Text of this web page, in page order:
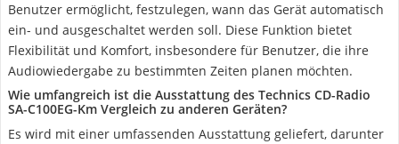
Benutzer ermöglicht, festzulegen, wann das Gerät automatisch
ein- und ausgeschaltet werden soll. Diese Funktion bietet
Flexibilität und Komfort, insbesondere für Benutzer, die ihre
Audiowiedergabe zu bestimmten Zeiten planen möchten.
Wie umfangreich ist die Ausstattung des Technics CD-Radio
SA-C100EG-Km Vergleich zu anderen Geräten?
Es wird mit einer umfassenden Ausstattung geliefert, darunter